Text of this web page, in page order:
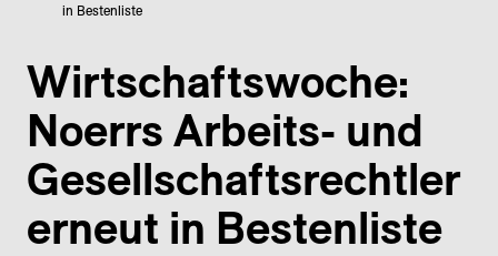
in Bestenliste
Wirtschaftswoche:
Noerrs Arbeits- und
Gesellschaftsrechtler
erneut in Bestenliste